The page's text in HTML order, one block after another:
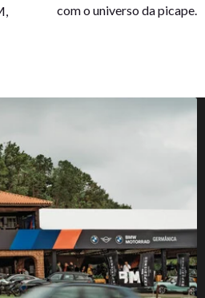
com o universo da picape.